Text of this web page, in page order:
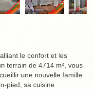
le confort et les
terrain de 4714 m², vous
une nouvelle famille
pied, sa cuisine